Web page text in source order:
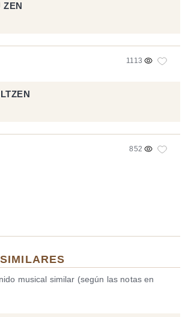
1113
852
musical similar (según las notas en